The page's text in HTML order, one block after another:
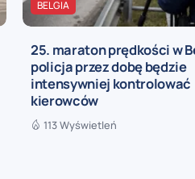
BELGIA
25. maraton prędkości w
policja przez dobę będzie
intensywniej kontrolować
kierowców
113 Wyświetleń